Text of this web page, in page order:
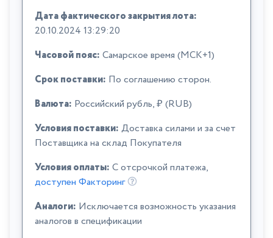
Дата фактического закрытия лота:
20.10.2024 13:29:20
Часовой пояс: Самарское время (МСК+1)
Срок поставки: По соглашению сторон.
Валюта: Российский рубль, ₽ (RUB)
Условия поставки: Доставка силами и за счет
Поставщика на склад Покупателя
Условия оплаты: C отсрочкой платежа,
доступен Факторинг
Аналоги: Исключается возможность указания
аналогов в спецификации